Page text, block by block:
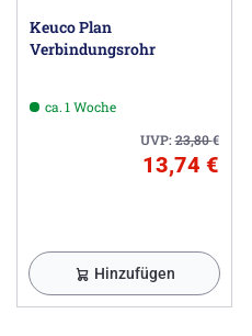
Keuco Plan
Verbindungsrohr
ca. 1 Woche
UVP:23,80€
13,74 €
Hinzufügen